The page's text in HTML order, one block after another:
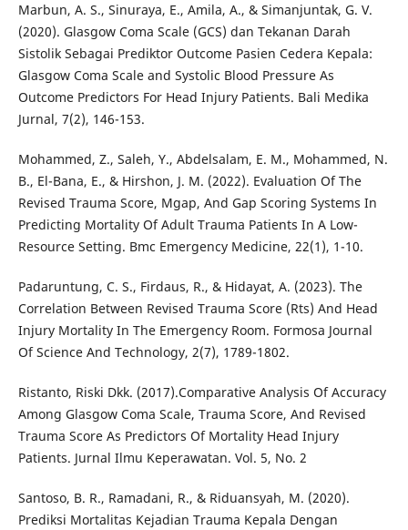
Marbun, A. S., Sinuraya, E., Amila, A., & Simanjuntak, G. V.
(2020). Glasgow Coma Scale (GCS) dan Tekanan Darah
Sistolik Sebagai Prediktor Outcome Pasien Cedera Kepala:
Glasgow Coma Scale and Systolic Blood Pressure As
Outcome Predictors For Head Injury Patients. Bali Medika
Jurnal, 7(2), 146-153.
Mohammed, Z., Saleh, Y., Abdelsalam, E. M., Mohammed, N.
B., El-Bana, E., & Hirshon, J. M. (2022). Evaluation Of The
Revised Trauma Score, Mgap, And Gap Scoring Systems In
Predicting Mortality Of Adult Trauma Patients In A Low-
Resource Setting. Bmc Emergency Medicine, 22(1), 1-10.
Padaruntung, C. S., Firdaus, R., & Hidayat, A. (2023). The
Correlation Between Revised Trauma Score (Rts) And Head
Injury Mortality In The Emergency Room. Formosa Journal
Of Science And Technology, 2(7), 1789-1802.
Ristanto, Riski Dkk. (2017).Comparative Analysis Of Accuracy
Among Glasgow Coma Scale, Trauma Score, And Revised
Trauma Score As Predictors Of Mortality Head Injury
Patients. Jurnal Ilmu Keperawatan. Vol. 5, No. 2
Santoso, B. R., Ramadani, R., & Riduansyah, M. (2020).
Prediksi Mortalitas Kejadian Trauma Kepala Dengan